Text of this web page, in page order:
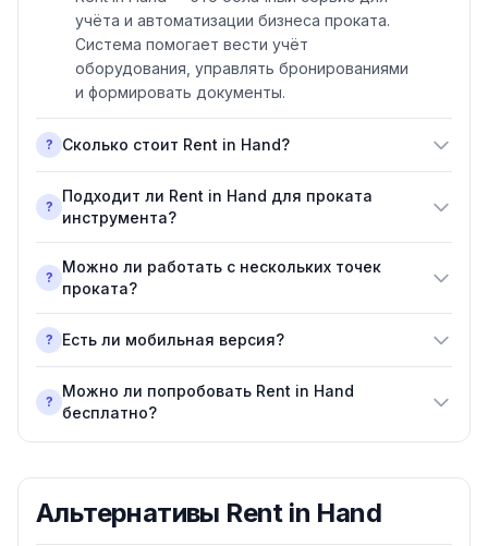
учёта и автоматизации бизнеса проката.
Система помогает вести учёт
оборудования, управлять бронированиями
и формировать документы.
? Сколько стоит Rent in Hand?
?
Подходит ли Rent in Hand для проката
инструмента?
?
Можно ли работать с нескольких точек
проката?
? Есть ли мобильная версия?
?
Можно ли попробовать Rent in Hand
бесплатно?
Альтернативы Rent in Hand